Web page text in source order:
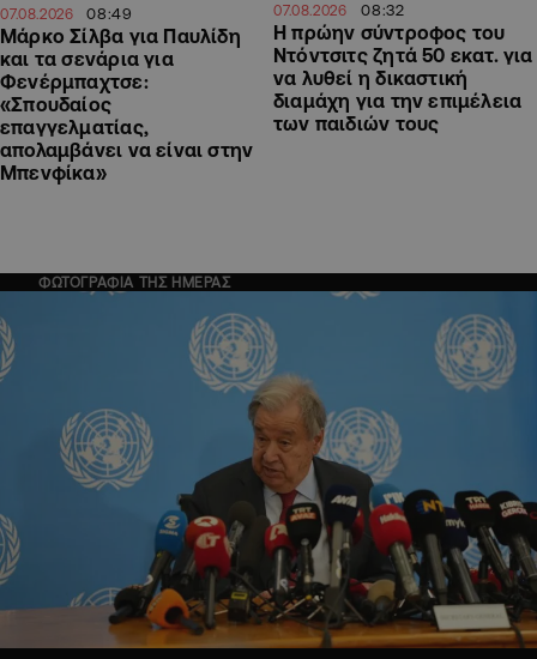
07.08.2026 08:49
Μάρκο Σίλβα για Παυλίδη
και τα σενάρια για
Φενέρμπαχτσε:
«Σπουδαίος
επαγγελματίας,
απολαμβάνει να είναι στην
Μπενφίκα»
07.08.2026 08:32
Η πρώην σύντροφος του
Ντόντσιτς ζητά 50 εκατ. για
να λυθεί η δικαστική
διαμάχη για την επιμέλεια
των παιδιών τους
ΦΩΤΟΓΡΑΦΙΑ ΤΗΣ ΗΜΕΡΑΣ